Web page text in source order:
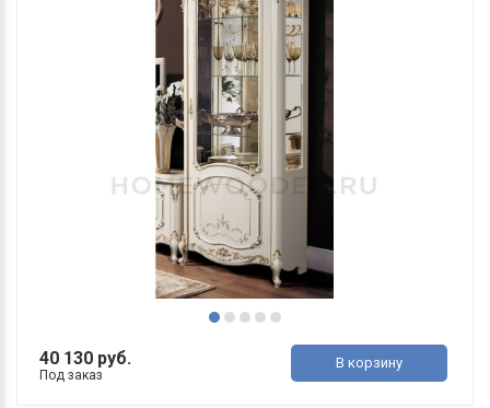
40 130 руб.
Под заказ
В корзину